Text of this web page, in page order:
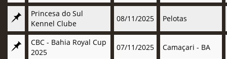
Princesa do Sul
Kennel Clube
08/11/2025 Pelotas
CBC - Bahia Royal Cup
2025
07/11/2025 Camaçari - BA